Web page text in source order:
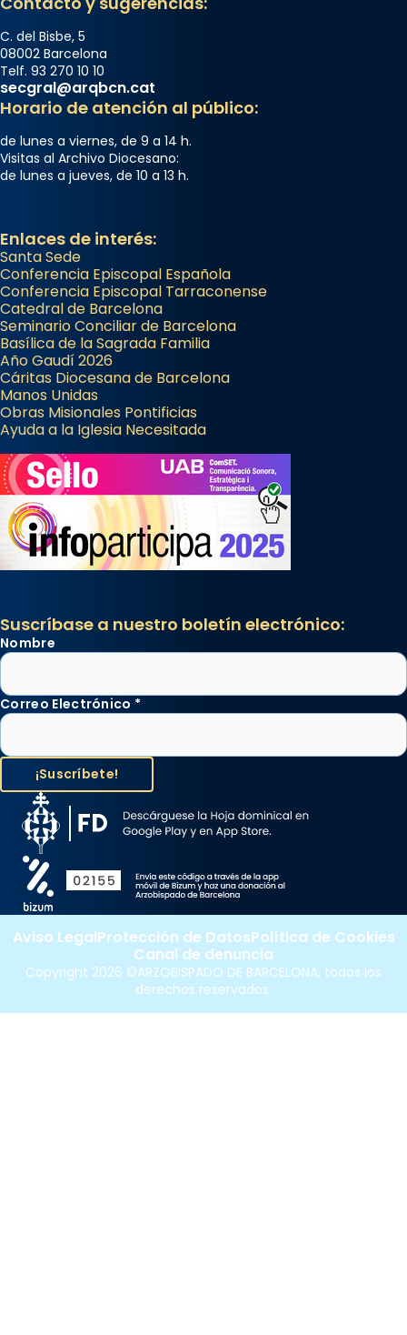
C. del Bisbe, 5
08002 Barcelona
Telf. 93 270 10 10
secgral@arqbcn.cat
Horario de atención al público:
de lunes a viernes, de 9 a 14 h.
Visitas al Archivo Diocesano:
de lunes a jueves, de 10 a 13 h.
Enlaces de interés:
Santa Sede
Conferencia Episcopal Española
Conferencia Episcopal Tarraconense
Catedral de Barcelona
Seminario Conciliar de Barcelona
Basílica de la Sagrada Familia
Año Gaudí 2026
Cáritas Diocesana de Barcelona
Manos Unidas
Obras Misionales Pontificias
Ayuda a la Iglesia Necesitada
Suscríbase a nuestro boletín electrónico:
Nombre
Correo Electrónico *
Copyright 2026 ©ARZOBISPADO DE BARCELONA, todos los
derechos reservados.
Aviso LegalProtección de DatosPolítica de Cookies
Canal de denuncia